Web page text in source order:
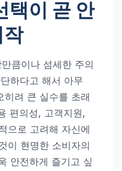
택이 곧 안
큼이나 섬세한 주의
하다고 해서 아무
히려 큰 실수를 초래
편의성, 고객지원,
으로 고려해 자신에
이 현명한 소비자의
안전하게 즐기고 싶